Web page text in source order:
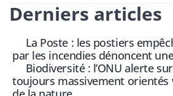
Derniers articles
La Poste : les postiers
par les incendies dénoncent
Biodiversité : l’ONU alerte
toujours massivement orientés